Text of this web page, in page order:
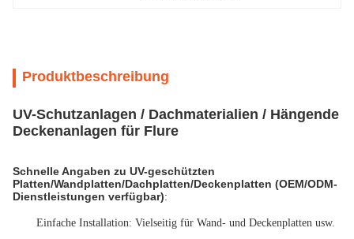
Produktbeschreibung
UV-Schutzanlagen / Dachmaterialien / Hängende
Deckenanlagen für Flure
Schnelle Angaben zu UV-geschützten
Platten/Wandplatten/Dachplatten/Deckenplatten (OEM/ODM-
Dienstleistungen verfügbar):
Einfache Installation: Vielseitig für Wand- und Deckenplatten usw.